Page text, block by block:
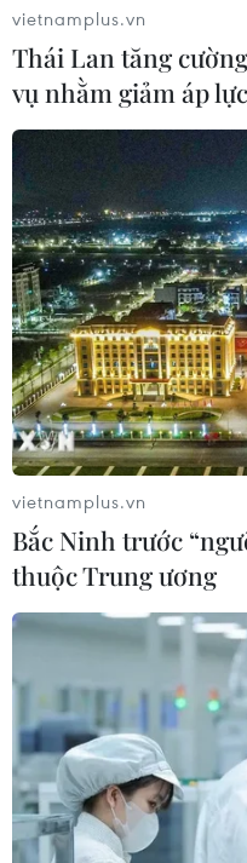
vietnamplus.vn
Thái Lan tăng
vụ nhằm giảm áp
vietnamplus.vn
Bắc Ninh trước
thuộc Trung ương